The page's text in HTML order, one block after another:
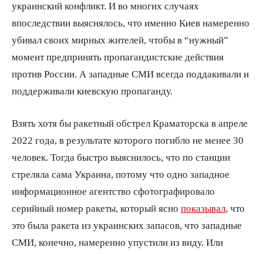
украинский конфликт. И во многих случаях
впоследствии выяснялось, что именно Киев намеренно
убивал своих мирных жителей, чтобы в “нужный”
момент предпринять пропагандистские действия
против России. А западные СМИ всегда поддакивали и
поддерживали киевскую пропаганду.
Взять хотя бы ракетный обстрел Краматорска в апреле
2022 года, в результате которого погибло не менее 30
человек. Тогда быстро выяснилось, что по станции
стреляла сама Украина, потому что одно западное
информационное агентство сфотографировало
серийный номер ракеты, который ясно показывал , что
это была ракета из украинских запасов, что западные
СМИ, конечно, намеренно упустили из виду. Или